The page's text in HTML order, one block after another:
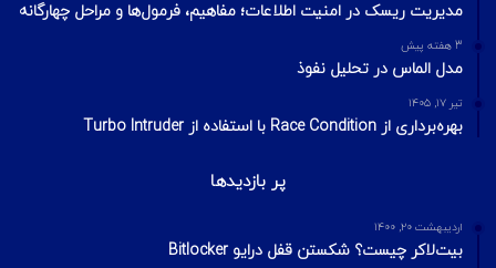
مدیریت ریسک در امنیت اطلاعات؛ مفاهیم، فرمول‌ها و مراحل چهارگانه
3 هفته پیش
مدل الماس در تحلیل نفوذ
تیر ۱۷, ۱۴۰۵
بهره‌برداری از Race Condition با استفاده از Turbo Intruder
پر بازدیدها
اردیبهشت ۲۰, ۱۴۰۰
بیت‌لاکر چیست؟ شکستن قفل درایو Bitlocker